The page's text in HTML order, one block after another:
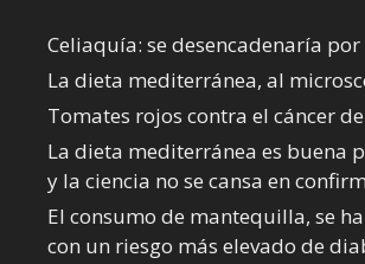
Celiaquía: se desencadenaría
La dieta mediterránea, al
Tomates rojos contra el cáncer
La dieta mediterránea es buena
y la ciencia no se cansa en
El consumo de mantequilla, se
con un riesgo más elevado de